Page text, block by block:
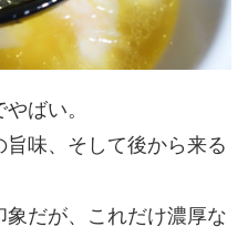
ばい。
味、そして後から来る
だが、これだけ濃厚な